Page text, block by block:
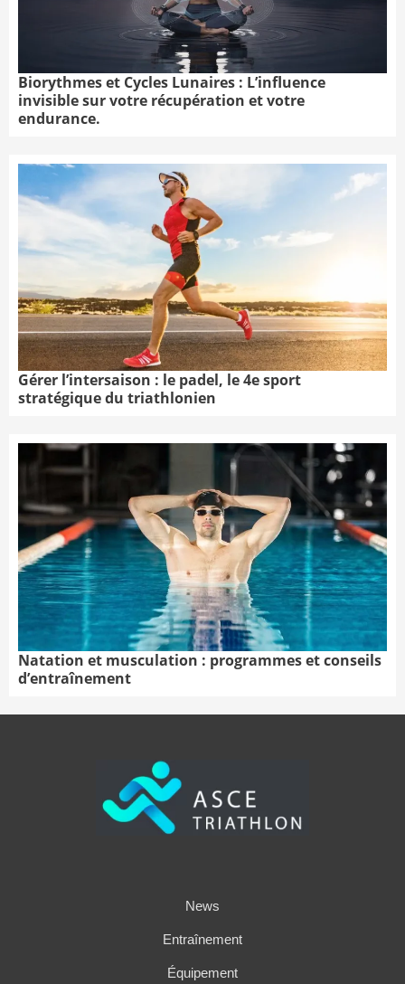
Biorythmes et Cycles Lunaires : L’influence
invisible sur votre récupération et votre
endurance.
Gérer l’intersaison : le padel, le 4e sport
stratégique du triathlonien
Natation et musculation : programmes et conseils
d’entraînement
News
Entraînement
Équipement